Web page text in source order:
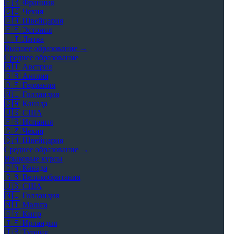
🇫🇷 Франция
🇨🇿 Чехия
🇨🇭 Швейцария
🇪🇪 Эстония
🇱🇹 Литва
Высшее образование →
Среднее образование
🇦🇹 Австрия
🇬🇧 Англия
🇩🇪 Германия
🇳🇱 Голландия
🇨🇦 Канада
🇺🇸 США
🇪🇸 Испания
🇨🇿 Чехия
🇨🇭 Швейцария
Среднее образование →
Языковые курсы
🇨🇦 Канада
🇬🇧 Великобритания
🇺🇸 США
🇳🇱 Голландия
🇲🇹 Мальта
🇨🇾 Кипр
🇮🇪 Ирландия
🇹🇷 Турция